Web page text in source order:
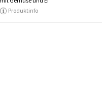
Produktinfo